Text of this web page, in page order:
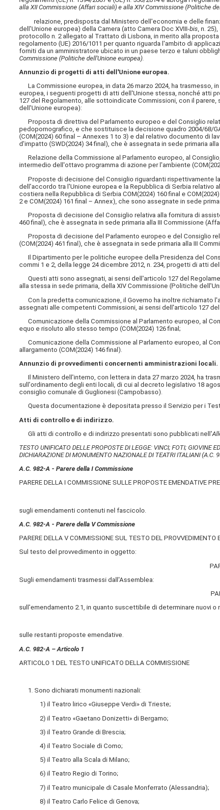
alla XII Commissione (Affari sociali) e alla XIV Commissione (Politiche
relazione, predisposta dal Ministero dell'economia e delle
dell'Unione europea) della Camera (atto Camera Doc XVIII-bis , n.
protocollo n. 2 allegato al Trattato di Lisbona, in merito alla
regolamento (UE) 2016/1011 per quanto riguarda l'ambito di
forniti da un amministratore ubicato in un paese terzo e taluni
Commissione (Politiche dell'Unione europea)
Annunzio di progetti di atti dell'Unione europea.
La Commissione europea, in data 26 marzo 2024, ha trasmesso,
europea, i seguenti progetti di atti dell'Unione stessa, nonché atti
127 del Regolamento, alle sottoindicate Commissioni, con il
dell'Unione europea):
Proposta di direttiva del Parlamento europeo e del Consiglio
pedopornografico, e che sostituisce la decisione quadro 2004/68/
(COM(2024) 60 final – Annexes 1 to 3) e dal relativo documento di
d'impatto (SWD(2024) 34 final), che è assegnata in sede primaria
Relazione della Commissione al Parlamento europeo, al
intermedio dell'ottavo programma di azione per l'ambiente
Proposte di decisione del Consiglio riguardanti rispettivamente
dell'accordo tra l'Unione europea e la Repubblica di Serbia relativo
costiera nella Repubblica di Serbia COM(2024) 160 final e
2 e COM(2024) 161 final – Annex), che sono assegnate in sede
Proposta di decisione del Consiglio relativa alla fornitura di
460 final), che è assegnata in sede primaria alla III Commissione
Proposta di decisione del Parlamento europeo e del Consiglio
(COM(2024) 461 final), che è assegnata in sede primaria alla III
Il Dipartimento per le politiche europee della Presidenza del
commi 1 e 2, della legge 24 dicembre 2012, n. 234, progetti di atti
Questi atti sono assegnati, ai sensi dell'articolo 127 del
alla stessa in sede primaria, della XIV Commissione (Politiche
Con la predetta comunicazione, il Governo ha inoltre richiamato
assegnati alle competenti Commissioni, ai sensi dell'articolo 127
Comunicazione della Commissione al Parlamento europeo, al
equo e risoluto allo stesso tempo (COM(2024) 126 final;
Comunicazione della Commissione al Parlamento europeo, al
allargamento (COM(2024) 146 final).
Annunzio di provvedimenti concernenti amministrazioni locali.
Il Ministero dell'interno, con lettera in data 27 marzo 2024, ha
sull'ordinamento degli enti locali, di cui al decreto legislativo 18
consiglio comunale di Guglionesi (Campobasso).
Questa documentazione è depositata presso il Servizio per i
Atti di controllo e di indirizzo.
Gli atti di controllo e di indirizzo presentati sono pubblicati nell'
TESTO UNIFICATO DELLE PROPOSTE DI LEGGE: VINCI; FOTI; GIOVINE
DICHIARAZIONE DI MONUMENTO NAZIONALE DI TEATRI ITALIANI
A.C. 982-A -Parere della I Commissione
PARERE DELLA I COMMISSIONE SULLE PROPOSTE EMENDATIVE
sugli emendamenti contenuti nel fascicolo.
A.C. 982-A -Parere della V Commissione
PARERE DELLA V COMMISSIONE SUL TESTO DEL
Sul testo del provvedimento in oggetto:
Sugli emendamenti trasmessi dall'Assemblea:
sull'emendamento 2.1, in quanto suscettibile di determinare nuovi
sulle restanti proposte emendative.
A.C. 982-A – Articolo 1
ARTICOLO 1 DEL TESTO UNIFICATO DELLA COMMISSIONE
1. Sono dichiarati monumenti nazionali:
1) il Teatro lirico «Giuseppe Verdi» di Trieste;
2) il Teatro «Gaetano Donizetti» di Bergamo;
3) il Teatro Grande di Brescia;
4) il Teatro Sociale di Como;
5) il Teatro alla Scala di Milano;
6) il Teatro Regio di Torino;
7) il Teatro municipale di Casale Monferrato (Alessandria);
8) il Teatro Carlo Felice di Genova;